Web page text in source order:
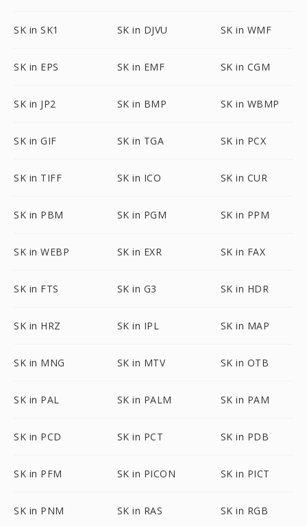
SK in SK1 SK in DJVU SK in WMF
SK in EPS SK in EMF SK in CGM
SK in JP2 SK in BMP SK in WBMP
SK in GIF SK in TGA SK in PCX
SK in TIFF SK in ICO SK in CUR
SK in PBM SK in PGM SK in PPM
SK in WEBP SK in EXR SK in FAX
SK in FTS SK in G3 SK in HDR
SK in HRZ SK in IPL SK in MAP
SK in MNG SK in MTV SK in OTB
SK in PAL SK in PALM SK in PAM
SK in PCD SK in PCT SK in PDB
SK in PFM SK in PICON SK in PICT
SK in PNM SK in RAS SK in RGB